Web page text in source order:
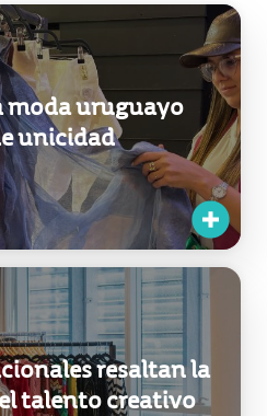
moda uruguayo
unicidad